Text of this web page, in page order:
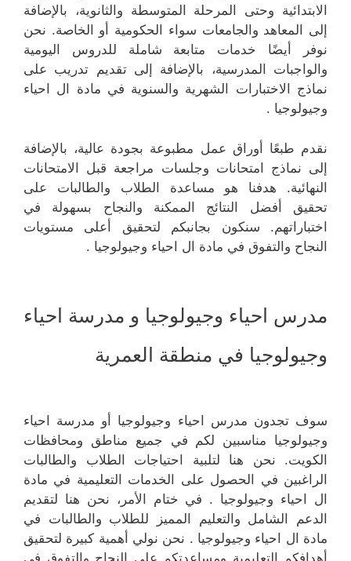
الابتدائية وحتى المرحلة المتوسطة والثانوية، بالإضافة
إلى المعاهد والجامعات سواء الحكومية أو الخاصة. نحن
نوفر أيضًا خدمات متابعة شاملة للدروس اليومية
والواجبات المدرسية، بالإضافة إلى تقديم تدريب على
نماذج الاختبارات الشهرية والسنوية في مادة ال احياء
وجيولوجيا .
نقدم طبعًا أوراق عمل مطبوعة بجودة عالية، بالإضافة
إلى نماذج امتحانات وجلسات مراجعة قبل الامتحانات
النهائية. هدفنا هو مساعدة الطلاب والطالبات على
تحقيق أفضل النتائج الممكنة والنجاح بسهولة في
اختباراتهم. سنكون بجانبكم لتحقيق أعلى مستويات
النجاح والتفوق في مادة ال احياء وجيولوجيا .
مدرس احياء وجيولوجيا و مدرسة احياء
وجيولوجيا في منطقة العمرية
سوف تجدون مدرس احياء وجيولوجيا أو مدرسة احياء
وجيولوجيا مناسبين لكم في جميع مناطق ومحافظات
الكويت. نحن هنا لتلبية احتياجات الطلاب والطالبات
الراغبين في الحصول على الخدمات التعليمية في مادة
ال احياء وجيولوجيا . في ختام الأمر، نحن هنا لتقديم
الدعم الشامل والتعليم المميز للطلاب والطالبات في
مادة ال احياء وجيولوجيا . نحن نولي أهمية كبيرة لتحقيق